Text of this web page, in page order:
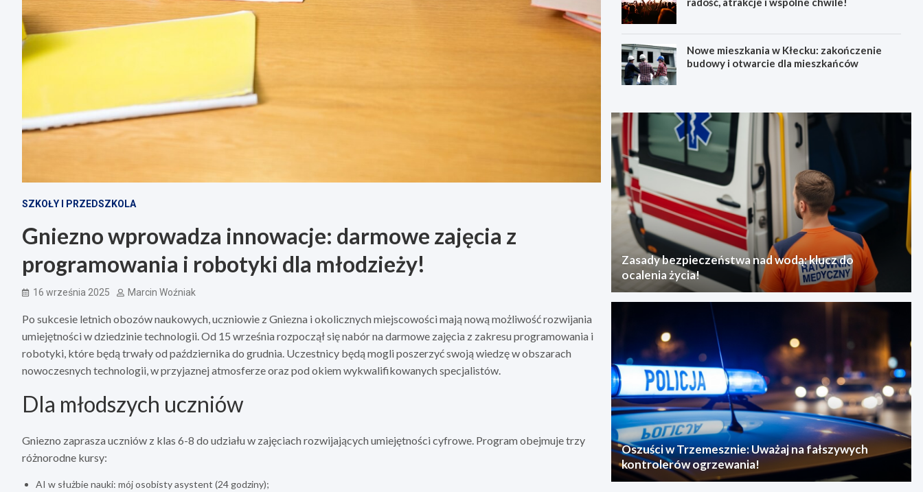
SZKOŁY I PRZEDSZKOLA
Gniezno wprowadza innowacje: darmowe zajęcia z
programowania i robotyki dla młodzieży!
16 września 2025 Marcin Woźniak
Po sukcesie letnich obozów naukowych, uczniowie z Gniezna i okolicznych miejscowości mają nową możliwość rozwijania
umiejętności w dziedzinie technologii. Od 15 września rozpoczął się nabór na darmowe zajęcia z zakresu programowania i
robotyki, które będą trwały od października do grudnia. Uczestnicy będą mogli poszerzyć swoją wiedzę w obszarach
nowoczesnych technologii, w przyjaznej atmosferze oraz pod okiem wykwalifikowanych specjalistów.
Dla młodszych uczniów
Gniezno zaprasza uczniów z klas 6-8 do udziału w zajęciach rozwijających umiejętności cyfrowe. Program obejmuje trzy
różnorodne kursy:
AI w służbie nauki: mój osobisty asystent (24 godziny);
Nowe mieszkania w Kłecku: zakończenie
budowy i otwarcie dla mieszkańców
Zasady bezpieczeństwa nad wodą: klucz do
ocalenia życia!
Oszuści w Trzemesznie: Uważaj na fałszywych
kontrolerów ogrzewania!